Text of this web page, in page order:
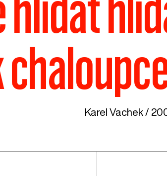
hlídat
Karel Vachek /